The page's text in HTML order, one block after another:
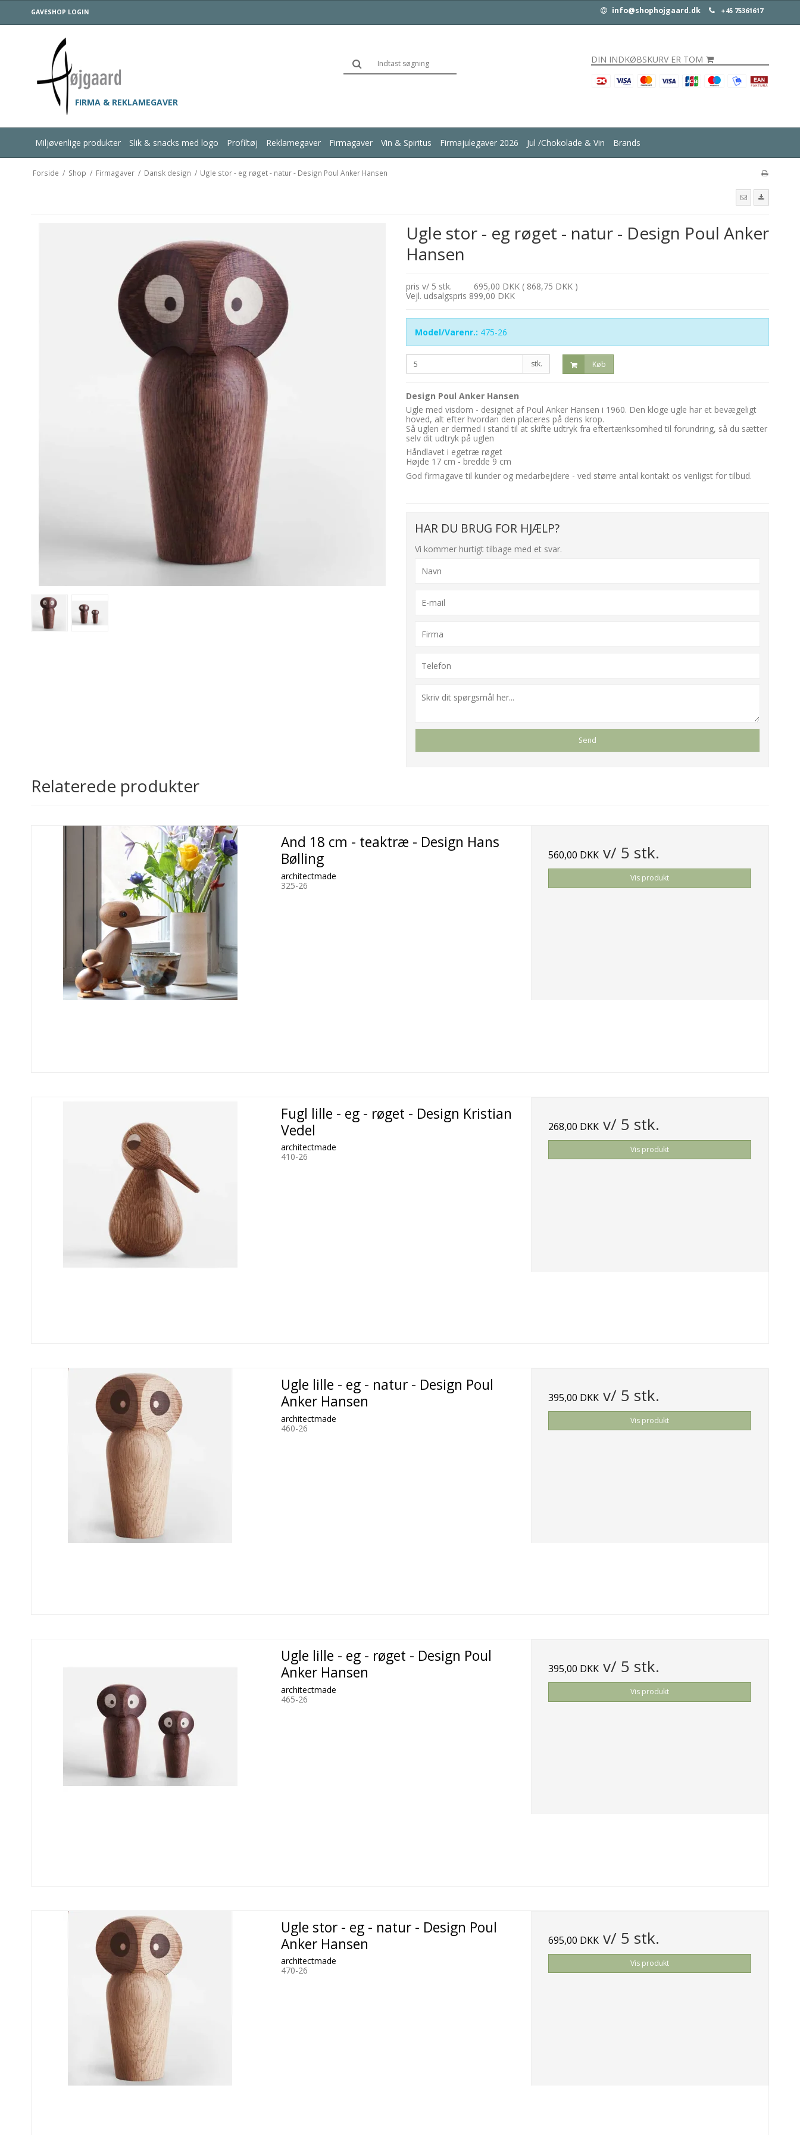
GAVESHOP LOGIN info@shophojgaard.dk +45 75361617
FIRMA & REKLAMEGAVER
DIN INDKØBSKURV ER TOM
Miljøvenlige produkter Slik & snacks med logo Profiltøj Reklamegaver Firmagaver Vin & Spiritus Firmajulegaver 2026 Jul /Chokolade & Vin Brands
Forside / Shop / Firmagaver / Dansk design / Ugle stor - eg røget - natur - Design Poul Anker Hansen
Ugle stor - eg røget - natur - Design Poul Anker
Hansen
pris v/ 5 stk.
695,00 DKK ( 868,75 DKK )
Vejl. udsalgspris 899,00 DKK
Model/Varenr.: 475-26
stk. Køb
Design Poul Anker Hansen
Ugle med visdom - designet af Poul Anker Hansen i 1960. Den kloge ugle har et bevægeligt
hoved, alt efter hvordan den placeres på dens krop.
Så uglen er dermed i stand til at skifte udtryk fra eftertænksomhed til forundring, så du sætter
selv dit udtryk på uglen
Håndlavet i egetræ røget
Højde 17 cm - bredde 9 cm
God firmagave til kunder og medarbejdere - ved større antal kontakt os venligst for tilbud.
HAR DU BRUG FOR HJÆLP?
Vi kommer hurtigt tilbage med et svar.
Relaterede produkter
And 18 cm - teaktræ - Design Hans
Bølling
architectmade
325-26
560,00 DKKv/ 5 stk.
Vis produkt
Fugl lille - eg - røget - Design Kristian
Vedel
architectmade
410-26
268,00 DKKv/ 5 stk.
Vis produkt
Ugle lille - eg - natur - Design Poul
Anker Hansen
architectmade
460-26
395,00 DKKv/ 5 stk.
Vis produkt
Ugle lille - eg - røget - Design Poul
Anker Hansen
architectmade
465-26
395,00 DKKv/ 5 stk.
Vis produkt
Ugle stor - eg - natur - Design Poul
Anker Hansen
architectmade
470-26
695,00 DKKv/ 5 stk.
Vis produkt